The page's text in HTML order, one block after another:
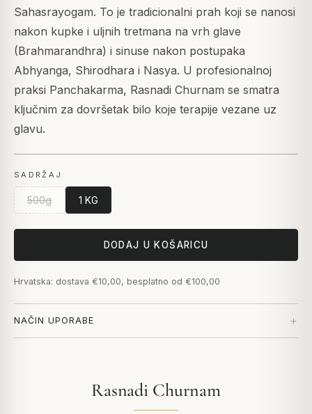
Sahasrayogam. To je tradicionalni prah koji se nanosi
nakon kupke i uljnih tretmana na vrh glave
(Brahmarandhra) i sinuse nakon postupaka
Abhyanga, Shirodhara i Nasya. U profesionalnoj
praksi Panchakarma, Rasnadi Churnam se smatra
ključnim za dovršetak bilo koje terapije vezane uz
glavu.
SADRŽAJ
500g 1 KG
DODAJ U KOŠARICU
Hrvatska: dostava €10,00, besplatno od €100,00
NAČIN UPORABE
Rasnadi Churnam